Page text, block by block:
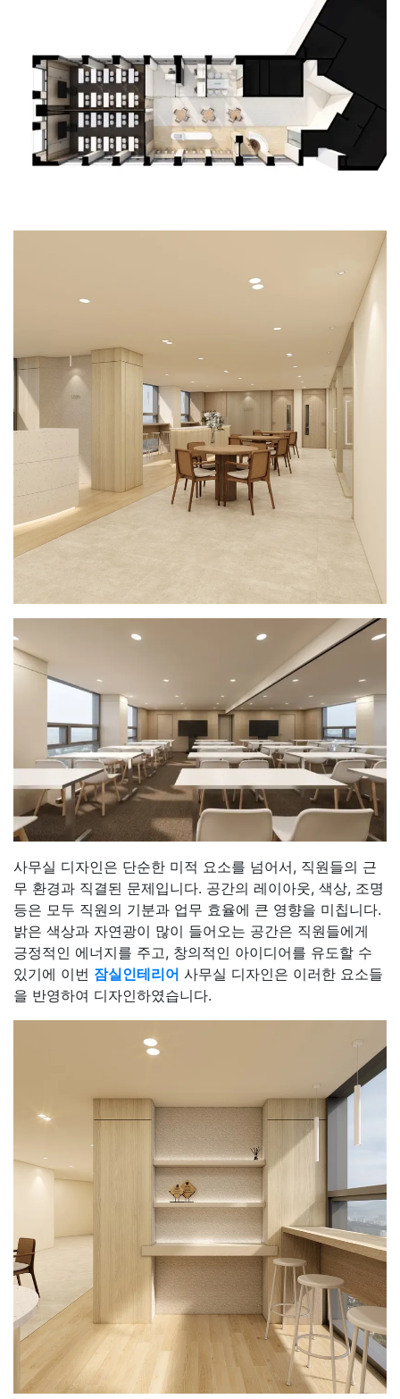
사무실 디자인은 단순한 미적 요소를 넘어서, 직원들의 근
무 환경과 직결된 문제입니다. 공간의 레이아웃, 색상, 조명
등은 모두 직원의 기분과 업무 효율에 큰 영향을 미칩니다.
밝은 색상과 자연광이 많이 들어오는 공간은 직원들에게
긍정적인 에너지를 주고, 창의적인 아이디어를 유도할 수
있기에 이번 잠실인테리어 사무실 디자인은 이러한 요소들
을 반영하여 디자인하였습니다.